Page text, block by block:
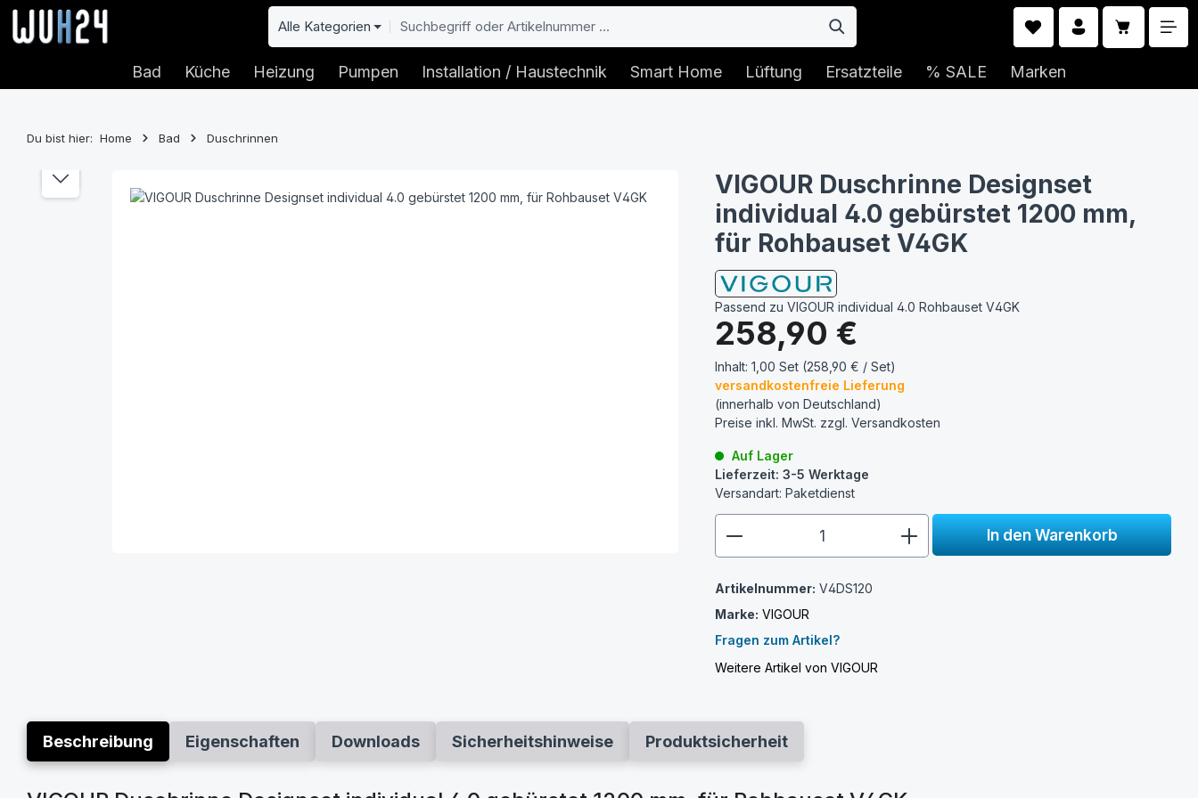
Hauptinhalt springen
Zur Suche springen
Zur Hauptnavigation springen Alle Kategorien
Bad Küche Heizung Pumpen Installation / Haustechnik Smart Home Lüftung Ersatzteile % SALE Marken
Du bist hier: Home Bad Duschrinnen
Bildergalerie überspringen
VIGOUR Duschrinne Designset
individual 4.0 gebürstet 1200 mm,
für Rohbauset V4GK
Passend zu VIGOUR individual 4.0 Rohbauset V4GK
Regulärer Preis:
258,90 €
Inhalt:1,00 Set (258,90 € / Set)
versandkostenfreie Lieferung
(innerhalb von Deutschland)
Preise inkl. MwSt. zzgl.Versandkosten
Auf Lager
Lieferzeit: 3-5 Werktage
Versandart: Paketdienst
In den Warenkorb
Artikelnummer: V4DS120
Marke: VIGOUR
Fragen zum Artikel?
Weitere Artikel von VIGOUR
Beschreibung Eigenschaften Downloads Sicherheitshinweise Produktsicherheit